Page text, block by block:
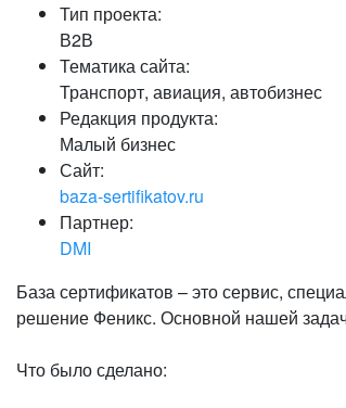
Тип проекта:
В2В
Тематика сайта:
Транспорт, авиация, автобизнес
Редакция продукта:
Малый бизнес
Сайт:
baza-sertifikatov.ru
Партнер:
DMI
База сертификатов – это сервис,
решение Феникс. Основной нашей
Что было сделано: